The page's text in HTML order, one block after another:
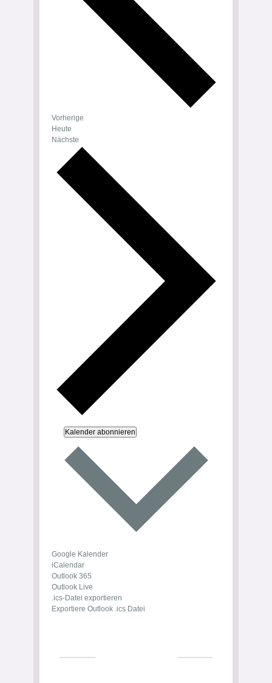
VorherigeVeranstaltungen
Heute
NächsteVeranstaltungen
Kalender abonnieren
Google Kalender
iCalendar
Outlook 365
Outlook Live
.ics-Datei exportieren
Exportiere Outlook .ics Datei